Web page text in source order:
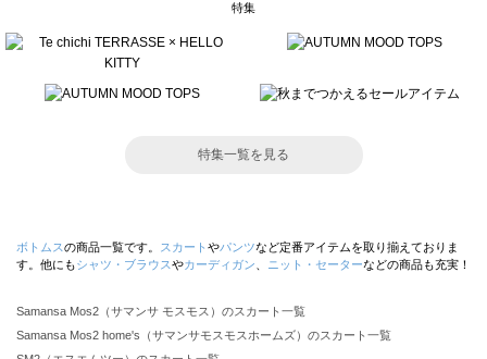
特集
特集一覧を見る
ボトムスの商品一覧です。 スカート やパンツなど定番アイテムを取り揃えておりま
す。他にもシャツ・ブラウスやカーディガン ニット・セーターなどの商品も充実！
Samansa Mos2（サマンサ モスモス）のスカート一覧
Samansa Mos2 home's（サマンサモスモスホームズ）のスカート一覧